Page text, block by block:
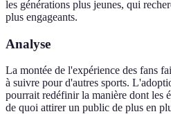
les générations plus jeunes, qui
plus engageants.
Analyse
La montée de l'expérience des fans
à suivre pour d'autres sports.
pourrait redéfinir la manière dont les
de quoi attirer un public de plus en